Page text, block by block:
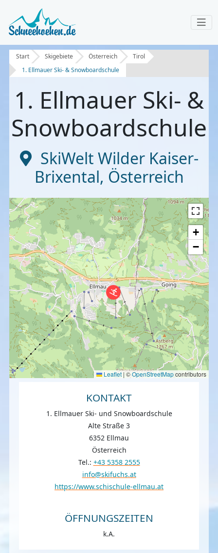
Start Skigebiete Österreich
Tirol
1. Ellmauer Ski- & Snowboardschule
1. Ellmauer Ski- &
Snowboardschule
SkiWelt Wilder Kaiser-
Brixental, Österreich
+
−
Leaflet |©OpenStreetMapcontributors
KONTAKT
1. Ellmauer Ski- und Snowboardschule
Alte Straße 3
6352 Ellmau
Österreich
Tel.: +43 5358 2555
info@skifuchs.at
https://www.schischule-ellmau.at
ÖFFNUNGSZEITEN
k.A.